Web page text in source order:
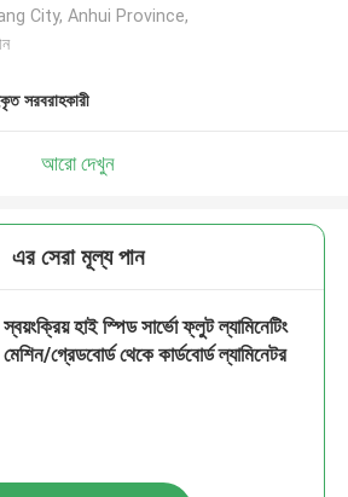
City, Anhui Province,
সরবরাহকারী
আরো দেখুন
এর সেরা মূল্য পান
স্বয়ংক্রিয় হাই স্পিড সার্ভো ফ্লুট ল্যামিনেটিং
মেশিন/গ্রেডবোর্ড থেকে কার্ডবোর্ড ল্যামিনেটর